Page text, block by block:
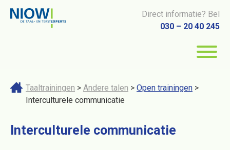
Direct informatie? Bel
030 – 20 40 245
Taaltrainingen > Andere talen > Open trainingen >
Interculturele communicatie
Interculturele communicatie